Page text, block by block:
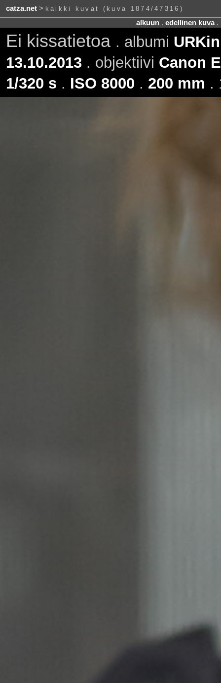
catza.net> kaikki kuvat (kuva 1874/47316)
alkuun. edellinen kuva.
Ei kissatietoa . albumi
13.10.2013. objektiivi Canon
1/320 s . ISO 8000 . 200 mm .